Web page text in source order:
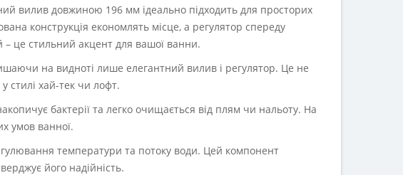
вилив довжиною 196 мм ідеально підходить для просторих
конструкція економлять місце, а регулятор спереду
це стильний акцент для вашої ванни.
на видноті лише елегантний вилив і регулятор. Це не
стилі хай-тек чи лофт.
бактерії та легко очищається від плям чи нальоту. На
умов ванної.
температури та потоку води. Цей компонент
його надійність.